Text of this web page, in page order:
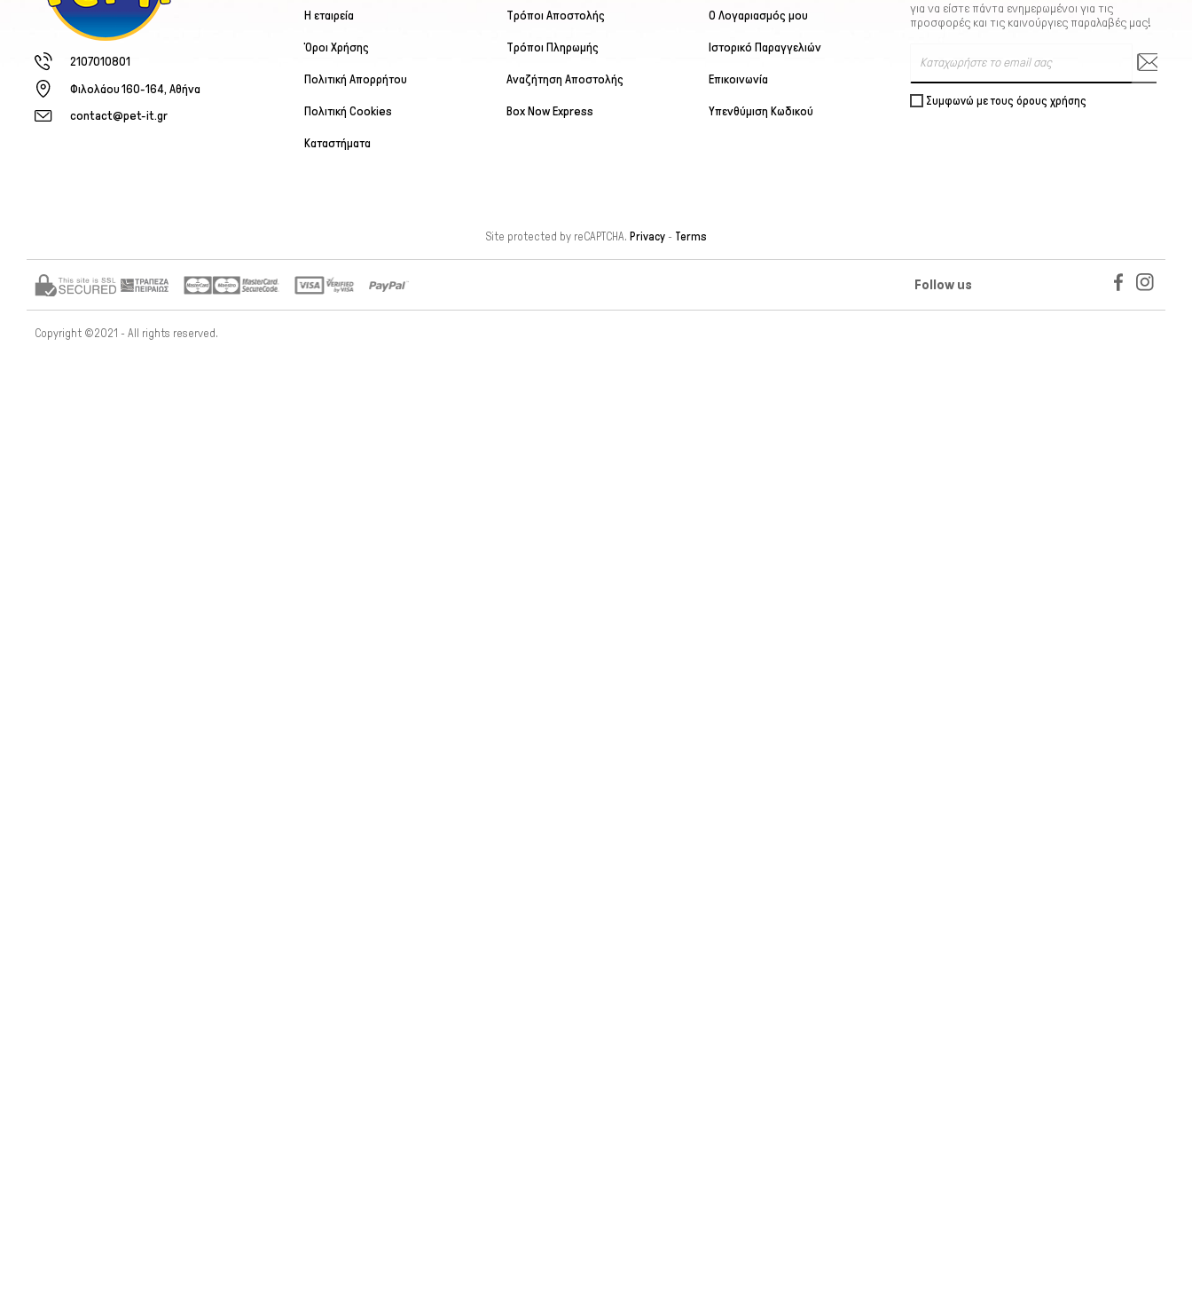
2107010801
Φιλολάου 160-164, Αθήνα
contact@pet-it.gr
Η εταιρεία
Όροι Χρήσης
Πολιτική Απορρήτου
Πολιτική Cookies
Καταστήματα
Τρόποι Αποστολής
Τρόποι Πληρωμής
Αναζήτηση Αποστολής
Box Now Express
Ο Λογαριασμός μου
Ιστορικό Παραγγελιών
Επικοινωνία
Υπενθύμιση Κωδικού
για να είστε πάντα ενημερωμένοι για τις
προσφορές και τις καινούργιες παραλαβές μας!
Συμφωνώ με τους όρους χρήσης
Site protected by reCAPTCHA. Privacy- Terms
Follow us
Copyright ©2021 - All rights reserved.